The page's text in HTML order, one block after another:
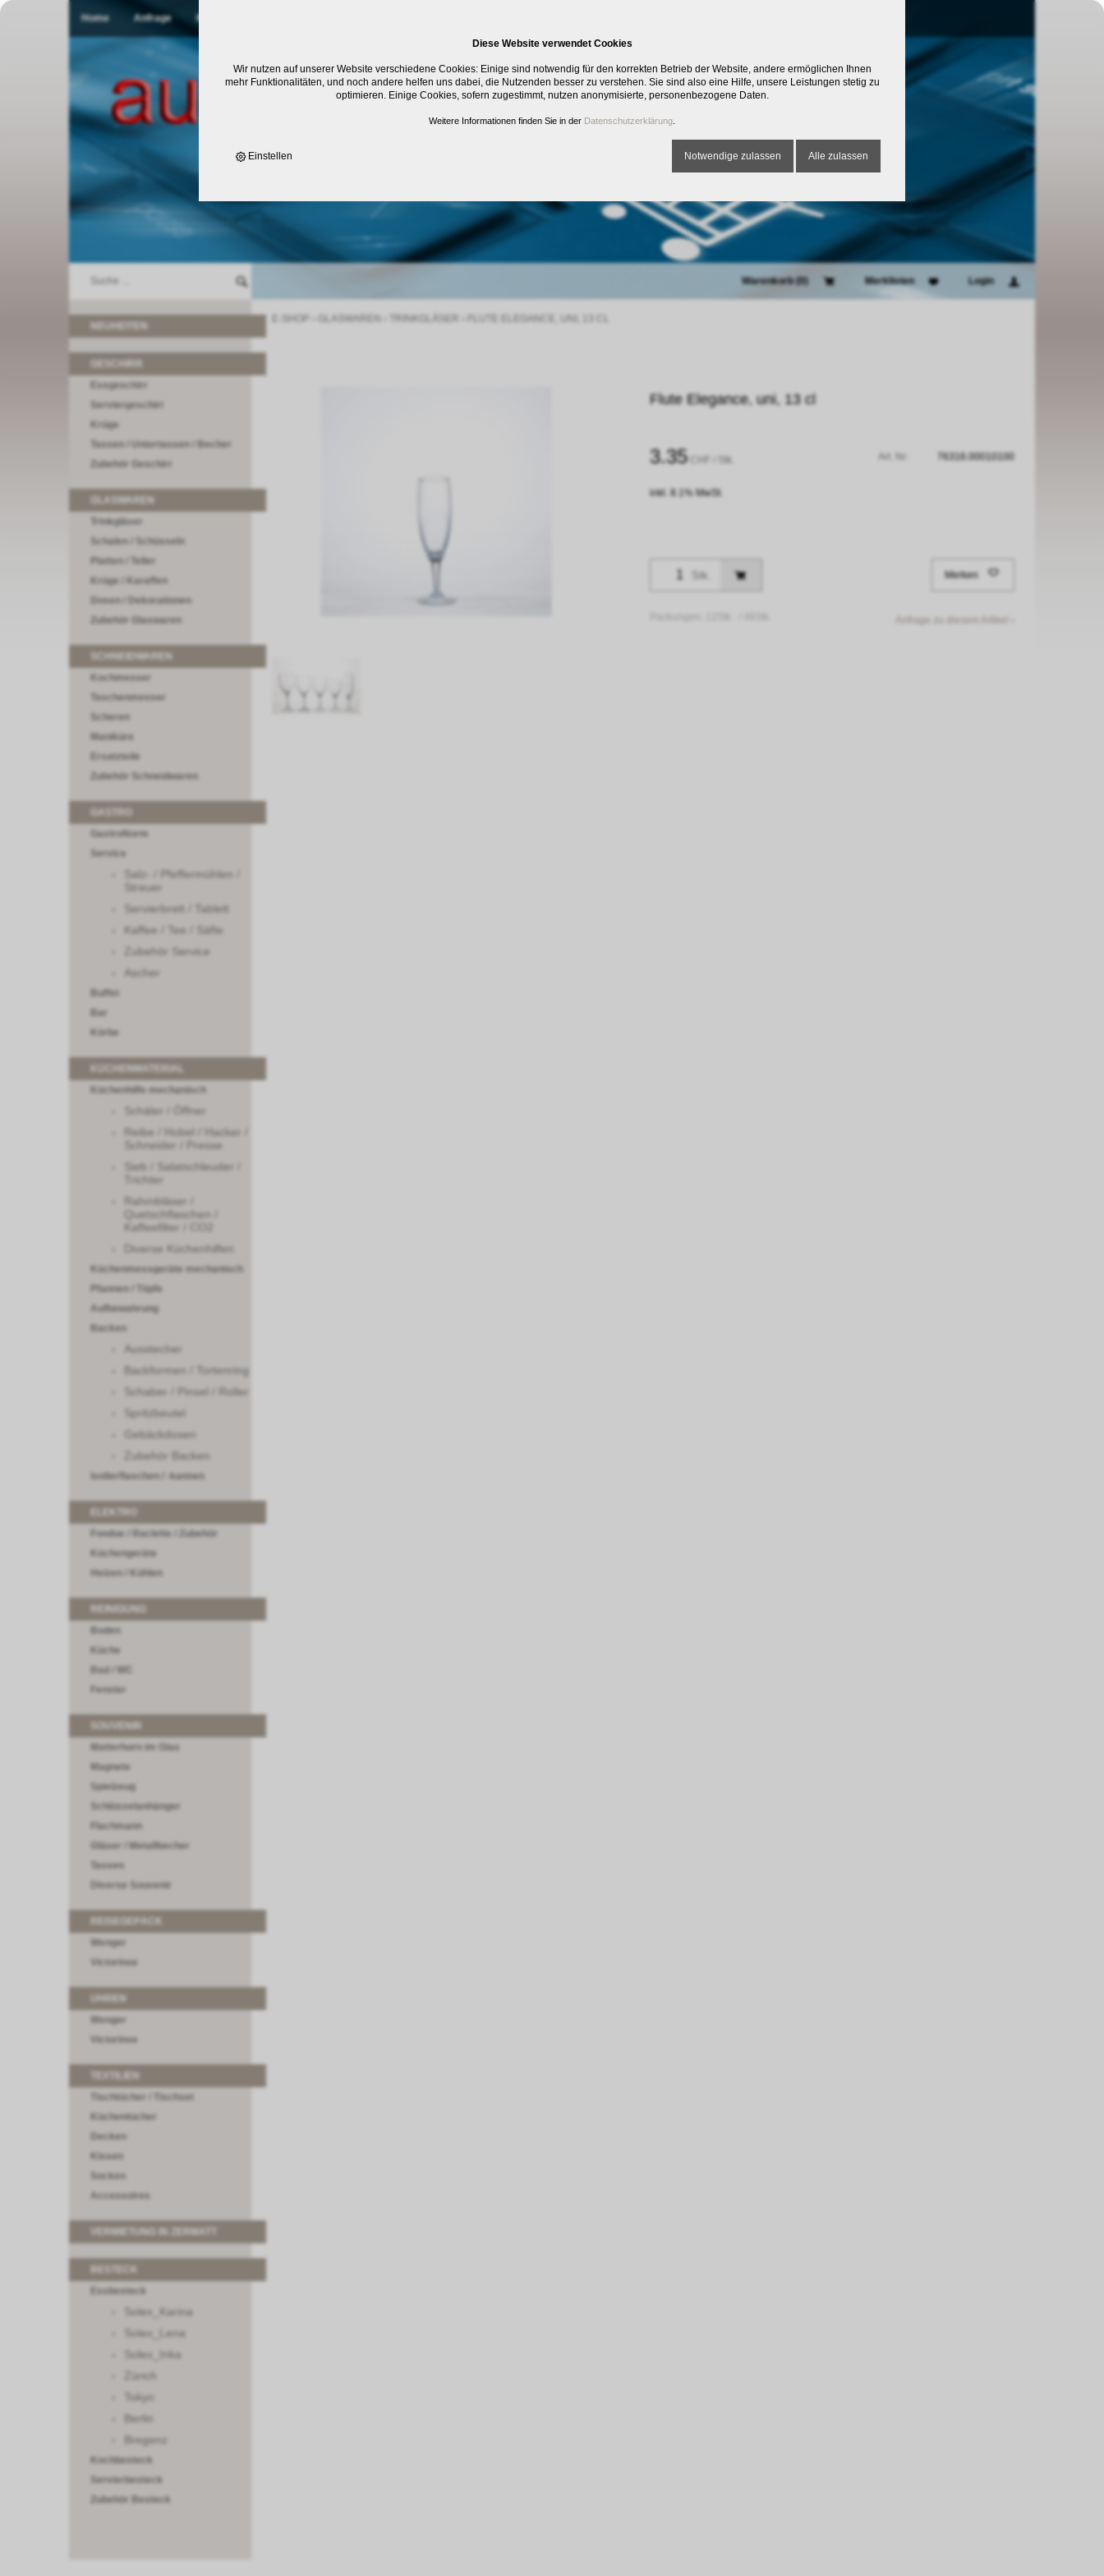
Home Anfrage Kontakt
Warenkorb (0 Merklisten Login
Essgeschirr
Serviergeschirr
Krüge
Tassen / Untertassen / Becher
Zubehör Geschirr
Trinkgläser
Schalen / Schüsseln
Platten / Teller
Krüge / Karaffen
Dosen / Dekorationen
Zubehör Glaswaren
Kochmesser
Taschenmesser
Scheren
Maniküre
Ersatzteile
Zubehör Schneidwaren
GastroNorm
Service
Salz- / Pfeffermühlen /
Streuer
Servierbrett / Tablett
Kaffee / Tee / Säfte
Zubehör Service
Ascher
Buffet
Bar
Körbe
KÜCHENMATERIAL
Küchenhilfe mechanisch
Schäler / Öffner
Reibe / Hobel / Hacker /
Schneider / Presse
Sieb / Salatschleuder /
Trichter
Rahmbläser /
Quetschflaschen /
Kaffeefilter / CO2
Diverse Küchenhilfen
Küchenmessgeräte mechanisch
Pfannen / Töpfe
Aufbewahrung
Backen
Ausstecher
Backformen / Tortenring
Schaber / Pinsel / Roller
Spritzbeutel
Gebäckdosen
Zubehör Backen
Isolierflaschen / -kannen
Fondue / Raclette / Zubehör
Küchengeräte
Heizen / Kühlen
REINIGUNG
Boden
Küche
Bad / WC
Fenster
Matterhorn im Glas
Magnete
Spielzeug
Schlüsselanhänger
Flachmann
Gläser / Metallbecher
Tassen
Diverse Souvenir
REISEGEPÄCK
Wenger
Victorinox
Wenger
Victorinox
Tischtücher / Tischset
Küchentücher
Decken
Kissen
Socken
Accessoires
VERMIETUNG IN ZERMATT
Essbesteck
Solex_Karina
Solex_Lena
Solex_Inka
Zürich
Tokyo
Berlin
Bregenz
Kochbesteck
Servierbesteck
Zubehör Besteck
Flute Elegance, uni, 13 cl
3.35 / Stk.
inkl. 8.1% MwSt.
76316.00010100
Stk. Merken
Anfrage zu diesem Artikel ›
Diese Website verwendet Cookies
Wir nutzen auf unserer Website verschiedene Cookies: Einige sind notwendig für den korrekten Betrieb der Website, andere ermöglichen Ihnen
mehr Funktionalitäten, und noch andere helfen uns dabei, die Nutzenden besser zu verstehen. Sie sind also eine Hilfe, unsere Leistungen stetig zu
optimieren. Einige Cookies, sofern zugestimmt, nutzen anonymisierte, personenbezogene Daten.
Weitere Informationen finden Sie in der Datenschutzerklärung
Einstellen Notwendige zulassen Alle zulassen